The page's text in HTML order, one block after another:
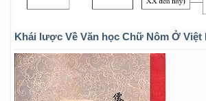
Khái lược Về Văn học Chữ Nôm Ở Việt